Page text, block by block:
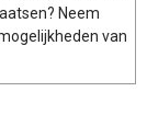
Neem
van